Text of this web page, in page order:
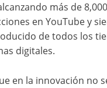
más de
en YouTube y
de todos los
digitales.
en la innovación no